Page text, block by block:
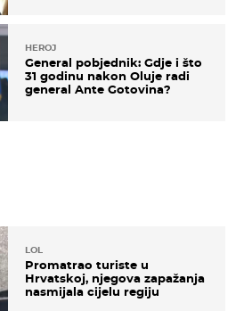
HEROJ
General pobjednik: Gdje i što
31 godinu nakon Oluje radi
general Ante Gotovina?
LOL
Promatrao turiste u
Hrvatskoj, njegova zapažanja
nasmijala cijelu regiju